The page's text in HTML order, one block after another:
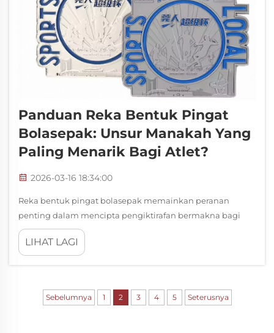
Panduan Reka Bentuk Pingat
Bolasepak: Unsur Manakah Yang
Paling Menarik Bagi Atlet?
2026-03-16 18:34:00
Reka bentuk pingat bolasepak memainkan peranan
penting dalam mencipta pengiktirafan bermakna bagi
atlet yang menghabiskan berjam-jam lamanya untuk
menyempurnakan kemahiran mereka di padang. Unsur
LIHAT LAGI
Sebelumnya 1 2 3 4 5 Seterusnya